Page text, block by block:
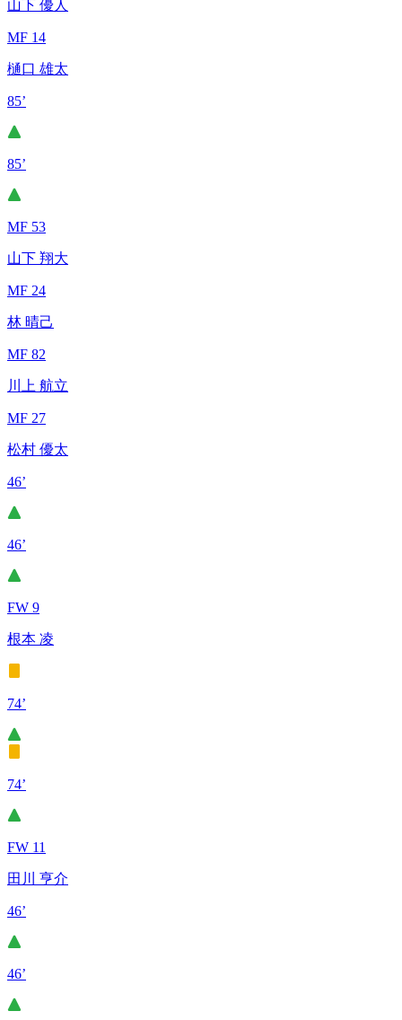
山下 優人
MF 14
樋口 雄太
85’
85’
MF 53
山下 翔大
MF 24
林 晴己
MF 82
川上 航立
MF 27
松村 優太
46’
46’
FW 9
根本 凌
74’
74’
FW 11
田川 亨介
46’
46’